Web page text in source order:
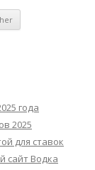
года
2025
для ставок
сайт Водка